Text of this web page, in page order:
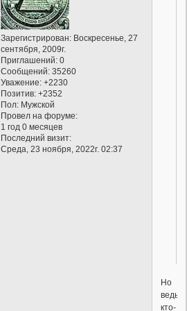
Зарегистрирован: Воскресенье, 27
сентября, 2009г.
Приглашений: 0
Сообщений: 35260
Уважение: +2230
Позитив: +2352
Пол: Мужской
Провел на форуме:
1 год 0 месяцев
Последний визит:
Среда, 23 ноября, 2022г. 02:37
Но
ведь
кто-